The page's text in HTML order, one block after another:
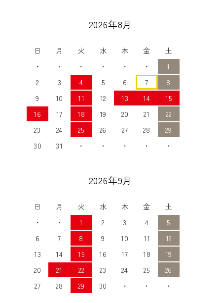
2026年8月
日 月 火 水 木 金
土
・
・ ・ ・ ・ ・
1
2
3 4 5 6 7
8
9
10 11 12 13 14
15
16
17 18 19 20 21
22
23
24 25 26 27 28
29
30
31 ・ ・ ・ ・ ・
2026年9月
日 月 火 水 木 金
土
・
・ 1 2 3 4
5
6
7 8 9 10 11
12
13
14 15 16 17 18
19
20
21 22 23 24 25
26
27
28 29 30 ・ ・ ・